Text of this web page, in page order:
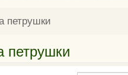
петрушки
петрушки